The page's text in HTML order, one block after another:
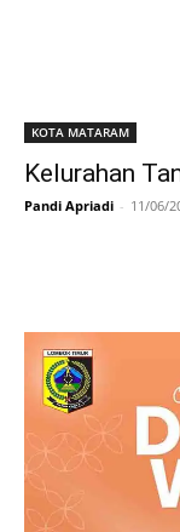
KOTA MATARAM
Kelurahan
Pandi Apriadi - 11/06/